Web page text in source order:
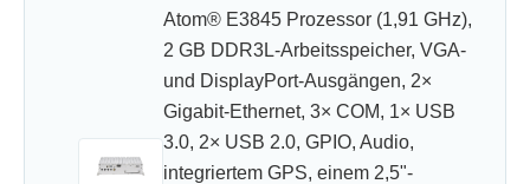
Atom® E3845 Prozessor (1,91 GHz),
2 GB DDR3L-Arbeitsspeicher, VGA-
und DisplayPort-Ausgängen, 2×
Gigabit-Ethernet, 3× COM, 1× USB
3.0, 2× USB 2.0, GPIO, Audio,
integriertem GPS, einem 2,5"-